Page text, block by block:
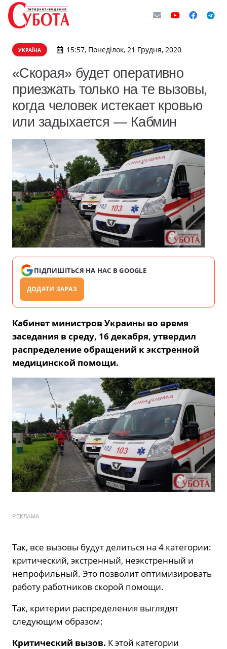
УКРАЇНА 15:57, Понеділок, 21 Грудня, 2020
«Скорая» будет оперативно
приезжать только на те вызовы,
когда человек истекает кровью
или задыхается — Кабмин
ПІДПИШІТЬСЯ НА НАС В GOOGLE
ДОДАТИ ЗАРАЗ
Кабинет министров Украины во время
заседания в среду, 16 декабря, утвердил
распределение обращений к экстренной
медицинской помощи.
РЕКЛАМА
Так, все вызовы будут делиться на 4 категории:
критический, экстренный, неэкстренный и
непрофильный. Это позволит оптимизировать
работу работников скорой помощи.
Так, критерии распределения выглядят
следующим образом:
Критический вызов. К этой категории